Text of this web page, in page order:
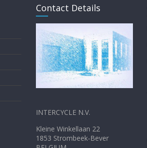
Contact Details
INTERCYCLE N.V.
Kleine Winkellaan 22
1853 Strombeek-Bever